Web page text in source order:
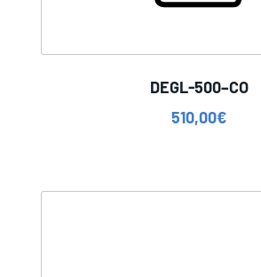
DEGL-500–CO
510,00€